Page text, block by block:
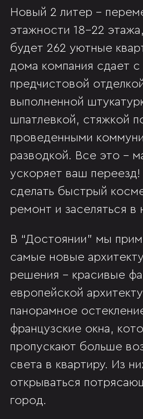
Новый 2 литер -
этажности 18-22
будет 262 уютные
дома компания сдает с
предчистовой
выполненной
шпатлевкой, стяжкой
проведенными
разводкой. Все это -
ускоряет ваш
сделать быстрый
ремонт и заселяться
В “Достоянии” мы
самые новые
решения - красивые
европейской
панорамное
французские окна,
пропускают больше
света в квартиру. Из
открываться
город.